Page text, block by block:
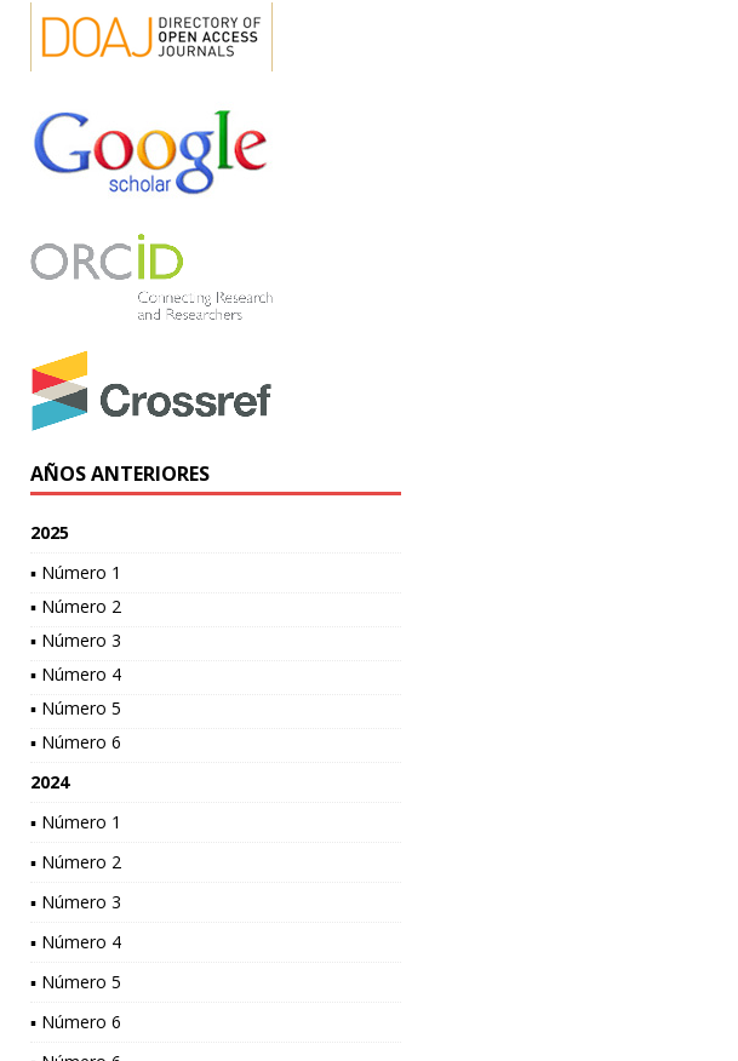
AÑOS ANTERIORES
2025
▪ Número 1
▪ Número 2
▪ Número 3
▪ Número 4
▪ Número 5
▪ Número 6
2024
▪ Número 1
▪ Número 2
▪ Número 3
▪ Número 4
▪ Número 5
▪ Número 6